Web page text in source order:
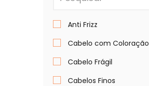
Anti Frizz
Cabelo com Coloração
Cabelo Frágil
Cabelos Finos